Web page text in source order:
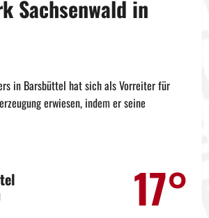
Sachsenwald in
in Barsbüttel hat sich als Vorreiter für
erwiesen, indem er seine
17°